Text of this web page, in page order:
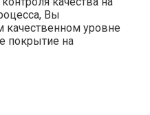
Вы
качественном уровне
покрытие на